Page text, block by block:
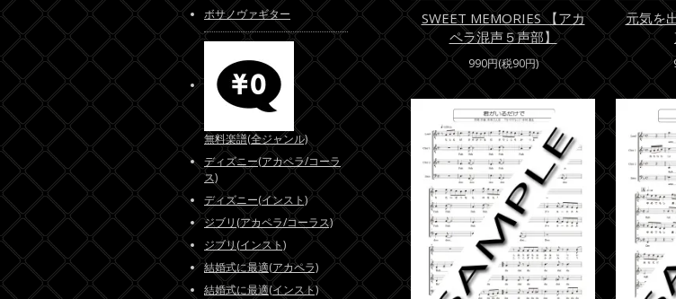
SWEET MEMORIES 【アカ
ペラ混声５声部】
990円(税90円)
元気を
ボサノヴァギター
無料楽譜(全ジャンル)
ディズニー(アカペラ/コーラ
ス)
ディズニー(インスト)
ジブリ(アカペラ/コーラス)
ジブリ(インスト)
結婚式に最適(アカペラ)
結婚式に最適(インスト)